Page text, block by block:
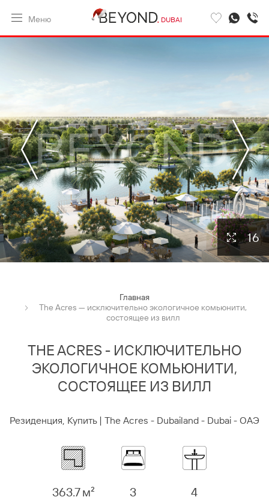
Меню DUBAI
16
Главная
The Acres — исключительно экологичное комьюнити,
состоящее из вилл
THE ACRES - ИСКЛЮЧИТЕЛЬНО
ЭКОЛОГИЧНОЕ КОМЬЮНИТИ,
СОСТОЯЩЕЕ ИЗ ВИЛЛ
Резиденция, Купить | The Acres - Dubailand - Dubai - ОАЭ
363.7 м² 3 4